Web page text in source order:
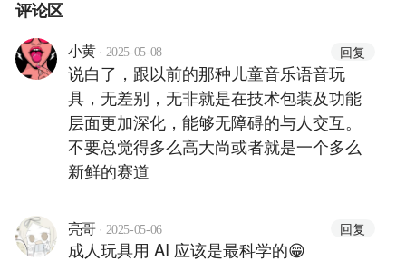
评论区
小黄 · 2025-05-08 回复
说白了，跟以前的那种儿童音乐语音玩
具，无差别，无非就是在技术包装及功能
层面更加深化，能够无障碍的与人交互。
不要总觉得多么高大尚或者就是一个多么
新鲜的赛道
亮哥 · 2025-05-06 回复
成人玩具用 AI 应该是最科学的😁